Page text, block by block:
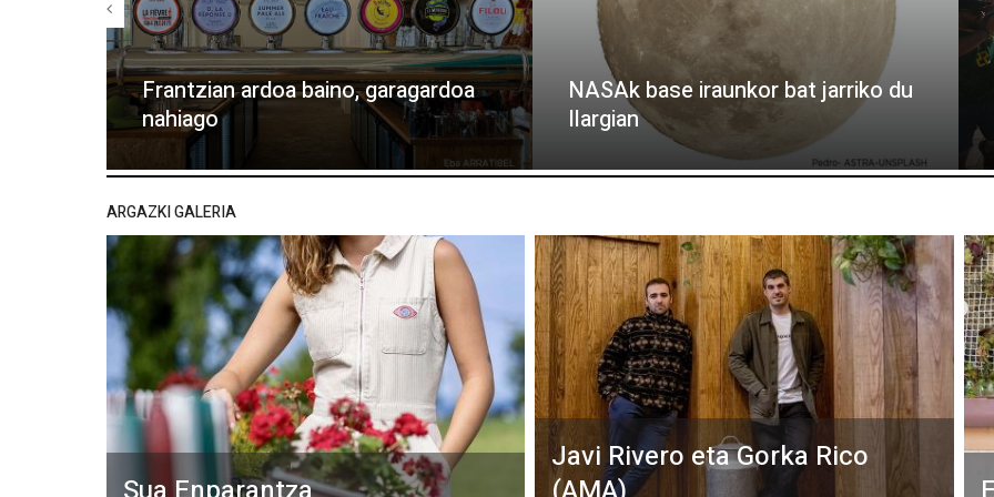
Frantzian ardoa baino, garagardoa
nahiago
NASAk base iraunkor bat jarriko du
Ilargian
ARGAZKI GALERIA
Javi Rivero eta Gorka Rico